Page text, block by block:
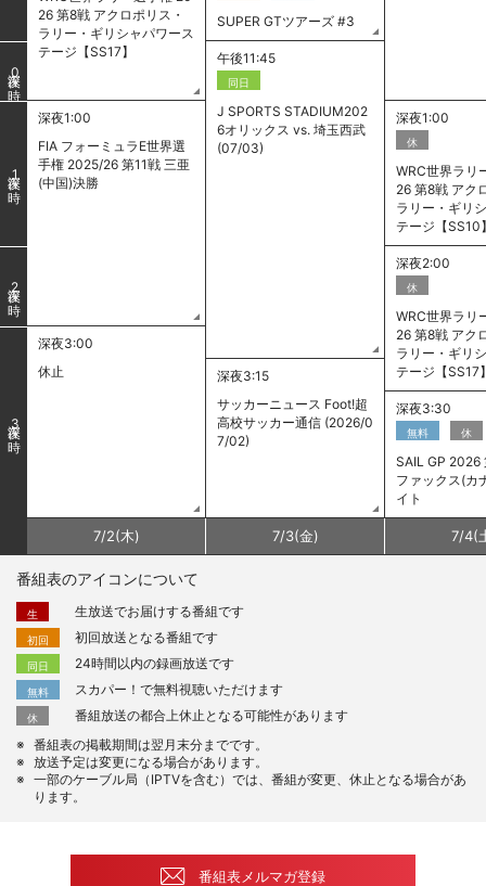
7/2(木) 7/3(金) 7/4(
26 第8戦 アクロポリス・
ラリー・ギリシャパワース
テージ【SS17】
SUPER GTツアーズ #3
午後11:45
同日
J SPORTS STADIUM202
6オリックス vs. 埼玉西武
(07/03)
0
1
深夜1:00
FIA フォーミュラE世界選
手権 2025/26 第11戦 三亜
(中国)決勝
深夜1:00
休
WRC世界ラリ
26 第8戦 アク
ラリー・ギリ
テージ【SS10
2
深夜2:00
休
WRC世界ラリ
26 第8戦 アク
ラリー・ギリ
テージ【SS17
3
深夜3:00
休止
深夜3:15
サッカーニュース Foot!超
高校サッカー通信 (2026/0
7/02)
深夜3:30
無料 休
SAIL GP 2026
ファックス(カ
イト
番組表のアイコンについて
生 生放送でお届けする番組です
初回 初回放送となる番組です
同日 24時間以内の録画放送です
無料 スカパー！で無料視聴いただけます
休
番組放送の都合上休止となる可能性があります
番組表の掲載期間は翌月末分までです。
放送予定は変更になる場合があります。
一部のケーブル局（IPTVを含む）では、番組が変更、休止となる場合があ
ります。
番組表メルマガ登録